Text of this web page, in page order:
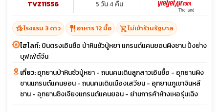
TVZ11556
5 วัน 4 คืน
hotel_classโรงแรม 3 ดาว restaurant อาหาร 12 มื้อ shopping_cart_offไม่เข้าร้านรัฐบาล
ไฮไลท์:บินตรงเอินซือ ป่าหินซัวปู่หยา แกรนด์แคนยอนผิงชาน ปิ้งย่าง
บุฟเฟ่ต์จีน
เที่ยว:อุทยานป่าหินซัวปู่หยา - ถนนคนเดินลูกสาวเอินซื้อ - อุทยานผิง
ชานแกรนด์แคนยอน - ถนนคนเดินเมืองเสวียน - อุทยานภูเขาจินหลี
ซาน - อุทยานชิงเจียงแกรนด์แคนยอน - ย่านการค้าห้างเหอรุ่นเฉิง